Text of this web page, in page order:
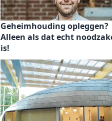
Geheimhouding opleggen?
Alleen als dat echt
is!